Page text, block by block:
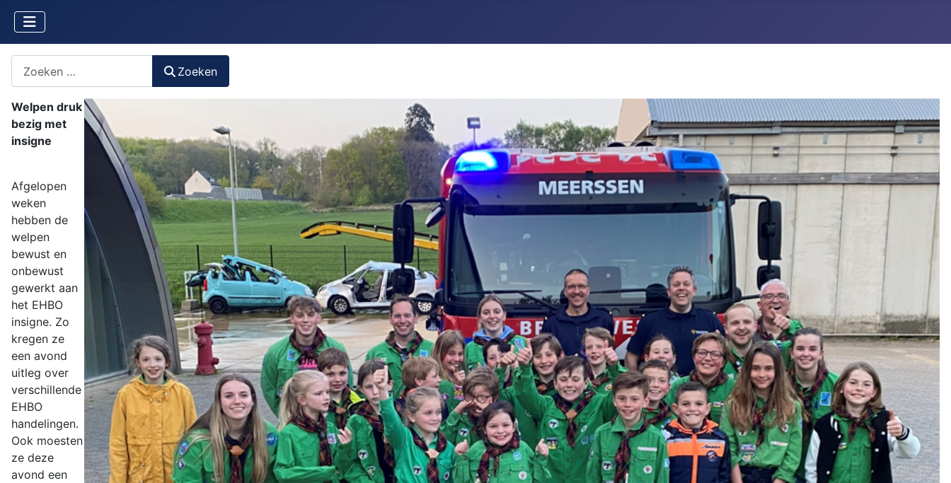
Zoeken
Welpen druk
bezig met
insigne
Afgelopen
weken
hebben de
welpen
bewust en
onbewust
gewerkt aan
het EHBO
insigne. Zo
kregen ze
een avond
uitleg over
verschillende
EHBO
handelingen.
Ook moesten
ze deze
avond een